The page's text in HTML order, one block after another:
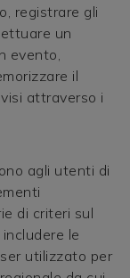
registrare gli
un
evento,
il
attraverso i
agli utenti di
di criteri sul
le
utilizzato per